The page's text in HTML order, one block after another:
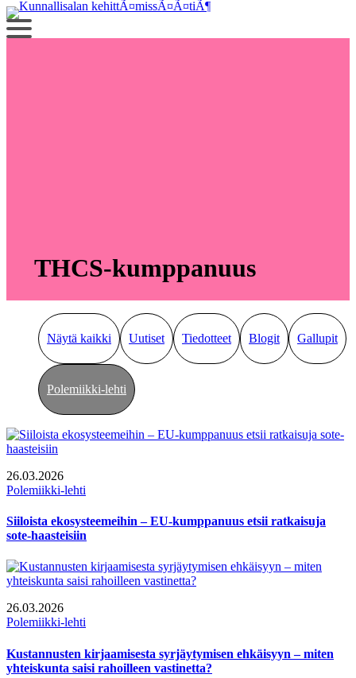
Siirry
sisältöön
THCS-kumppanuus
Näytä kaikki Uutiset Tiedotteet Blogit Gallupit
Polemiikki-lehti
26.03.2026
Polemiikki-lehti
Siiloista ekosysteemeihin – EU-kumppanuus etsii ratkaisuja
sote-haasteisiin
26.03.2026
Polemiikki-lehti
Kustannusten kirjaamisesta syrjäytymisen ehkäisyyn – miten
yhteiskunta saisi rahoilleen vastinetta?